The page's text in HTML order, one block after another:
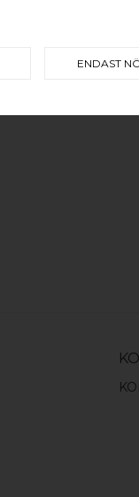
ENDAST